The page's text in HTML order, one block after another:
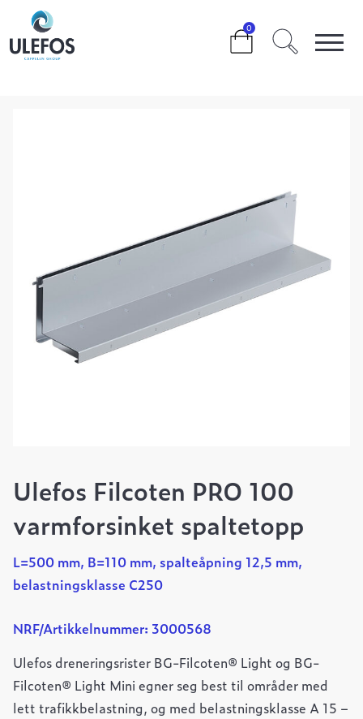
0
>>>
ULEFOS FILCOTEN PRO 100 VARMFORSINKET
SPALTETOPP
Ulefos Filcoten PRO 100
varmforsinket spaltetopp
L=500 mm, B=110 mm, spalteåpning 12,5 mm,
belastningsklasse C250
NRF/Artikkelnummer: 3000568
Ulefos dreneringsrister BG-Filcoten® Light og BG-
Filcoten® Light Mini egner seg best til områder med
lett trafikkbelastning, og med belastningsklasse A 15 –